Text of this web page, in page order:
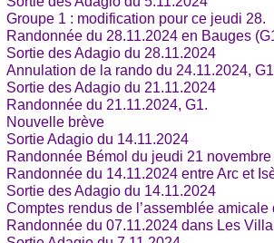
Groupe 1 : modification pour ce jeudi 28.
Randonnée du 28.11.2024 en Bauges
Sortie des Adagio du 28.11.2024
Annulation de la rando du 24.11.2024,
Sortie des Adagio du 21.11.2024
Randonnée du 21.11.2024, G1.
Nouvelle brève
Sortie Adagio du 14.11.2024
Randonnée Bémol du jeudi 21
Randonnée du 14.11.2024 entre Arc et
Sortie des Adagio du 14.11.2024
Comptes rendus de l’assemblée amicale
Randonnée du 07.11.2024 dans Les